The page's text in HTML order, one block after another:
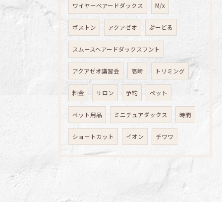
ワイヤーベアードダックス M/x
ボストン アクアゼオ ぷーどる
スムースヘアードダックスフント
アクアゼオ講習会 高崎 トリミング
料金 サロン 予約 ペット
ペット用品 ミニチュアダックス 時間
ショートカット イオン チワワ